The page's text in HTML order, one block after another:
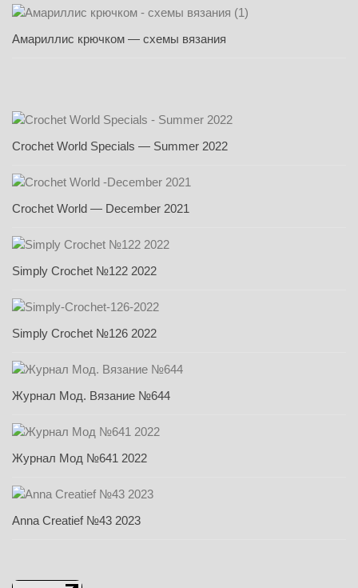
Амариллис крючком — схемы вязания
Crochet World Specials — Summer 2022
Crochet World — December 2021
Simply Crochet №122 2022
Simply Crochet №126 2022
Журнал Мод. Вязание №644
Журнал Мод №641 2022
Anna Creatief №43 2023